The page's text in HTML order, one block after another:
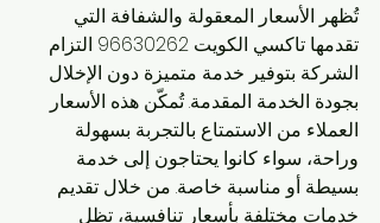
تُظهر الأسعار المعقولة والشفافة التي
تقدمها تاكسي الكويت 96630262 التزام
الشركة بتوفير خدمة متميزة دون الإخلال
بجودة الخدمة المقدمة. تُمكّن هذه الأسعار
العملاء من الاستمتاع بالتجربة بسهولة
وراحة، سواء كانوا يحتاجون إلى خدمة
بسيطة أو مناسبة خاصة. من خلال تقديم
خدمات مختلفة بأسعار تنافسية، تظل